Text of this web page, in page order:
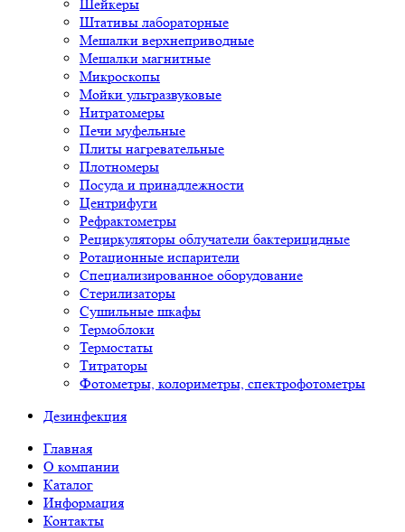
Шейкеры
Штативы лабораторные
Мешалки верхнеприводные
Мешалки магнитные
Микроскопы
Мойки ультразвуковые
Нитратомеры
Печи муфельные
Плиты нагревательные
Плотномеры
Посуда и принадлежности
Центрифуги
Рефрактометры
Рециркуляторы облучатели бактерицидные
Ротационные испарители
Специализированное оборудование
Стерилизаторы
Сушильные шкафы
Термоблоки
Термостаты
Титраторы
Фотометры, колориметры, спектрофотометры
Дезинфекция
Главная
О компании
Каталог
Информация
Контакты